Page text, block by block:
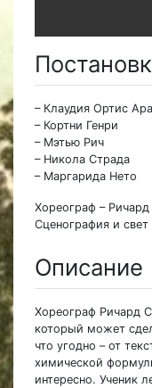
– Клаудия Ортис
– Кортни Генри
– Мэтью Рич
– Никола Страда
– Маргарида Нето
Хореограф – Ричард
Сценография и
Описание
Хореограф Ричард
который может
что угодно – от
химической
интересно. Ученик